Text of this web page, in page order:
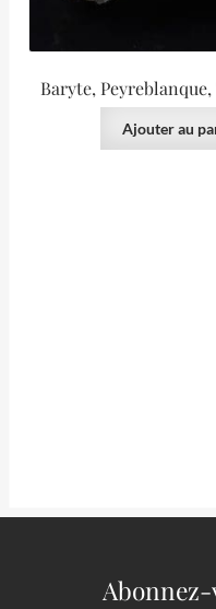
Baryte,
Ajouter au
Baryte, Fluorine,